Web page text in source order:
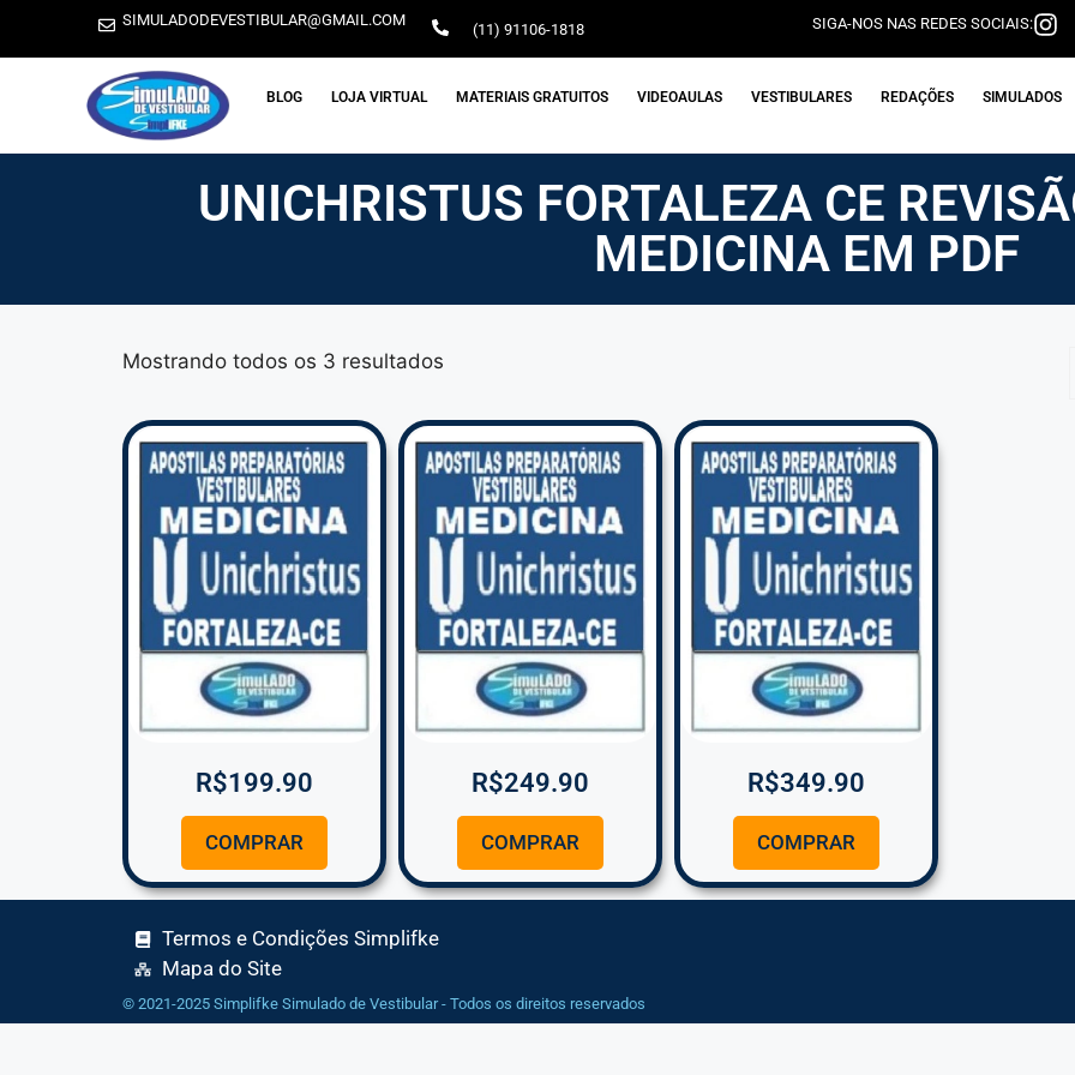
SIMULADODEVESTIBULAR@GMAIL.COM (11) 91106-1818 SIGA-NOS NAS REDES SOCIAIS:
BLOG LOJA VIRTUAL MATERIAIS GRATUITOS VIDEOAULAS VESTIBULARES REDAÇÕES SIMULADOS
UNICHRISTUS FORTALEZA CE
MEDICINA EM PDF
Mostrando todos os 3 resultados
R$199.90
COMPRAR
R$249.90
COMPRAR
R$349.90
COMPRAR
Termos e Condições Simplifke
Mapa do Site
© 2021-2025 Simplifke Simulado de Vestibular - Todos os direitos reservados